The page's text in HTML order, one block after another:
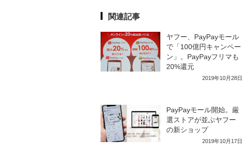
関連記事
ヤフー、PayPayモール
で「100億円キャンペー
ン」。PayPayフリマも
20%還元
2019年10月28日
PayPayモール開始。厳
選ストアが並ぶヤフー
の新ショップ
2019年10月17日